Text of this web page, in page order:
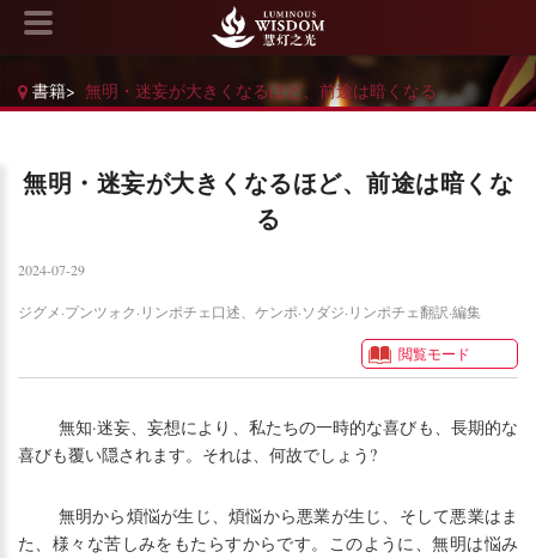
書籍> 無明・迷妄が大きくなるほど、前途は暗くなる
無明・迷妄が大きくなるほど、前途は暗くな
る
2024-07-29
ジグメ·プンツォク·リンポチェ口述、ケンポ·ソダジ·リンポチェ翻訳·編集
閲覧モード
無知·迷妄、妄想により、私たちの一時的な喜びも、長期的な
喜びも覆い隠されます。それは、何故でしょう?
無明から煩悩が生じ、煩悩から悪業が生じ、そして悪業はま
た、様々な苦しみをもたらすからです。このように、無明は悩み